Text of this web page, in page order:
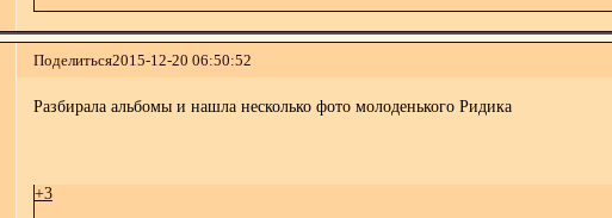
Поделиться2015-12-20 06:50:52
Разбирала альбомы и нашла несколько фото молоденького Ридика
+3